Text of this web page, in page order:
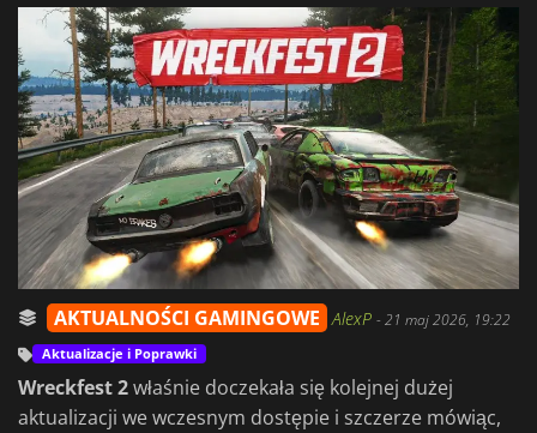
ZALOGUJ SIĘ LUB ZAREJESTRUJ
AKTUALNOŚCI GAMINGOWE AlexP -21 maj 2026, 19:22
Aktualizacje i Poprawki
Wreckfest 2właśnie doczekała się kolejnej dużej
aktualizacji we wczesnym dostępie i szczerze mówiąc,